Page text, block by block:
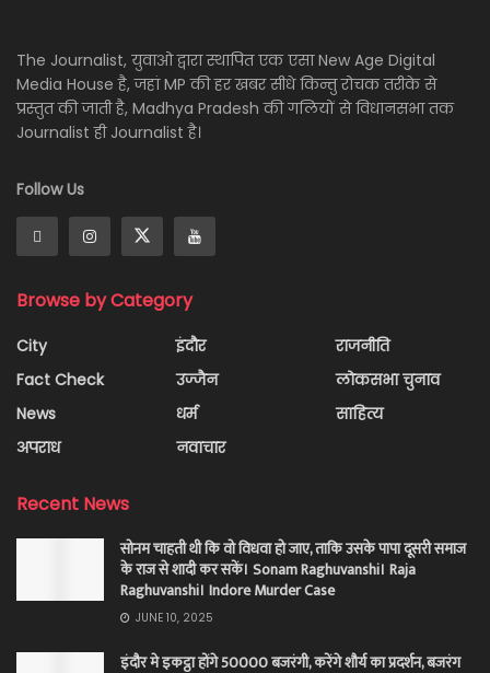
The Journalist, युवाओ द्वारा स्थापित एक एसा New Age Digital
Media House है, जहां MP की हर खबर सीधे किन्तु रोचक तरीके से
प्रस्तुत की जाती है, Madhya Pradesh की गलियों से विधानसभा तक
Journalist ही Journalist है।
Follow Us
Browse by Category
City
Fact Check
News
अपराध
इंदौर
उज्जैन
धर्म
नवाचार
राजनीति
लोकसभा चुनाव
साहित्य
Recent News
सोनम चाहती थी कि वो विधवा हो जाए, ताकि उसके पापा दूसरी समाज
के राज से शादी कर सकें। Sonam Raghuvanshi। Raja
Raghuvanshi। Indore Murder Case
JUNE 10, 2025
इंदौर मे इकट्ठा होंगे 50000 बजरंगी, करेंगे शौर्य का प्रदर्शन, बजरंग